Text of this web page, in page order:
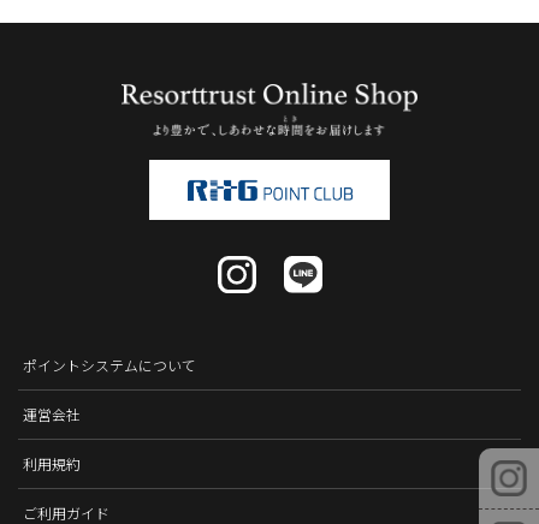
ポイントシステムについて
運営会社
利用規約
ご利用ガイド